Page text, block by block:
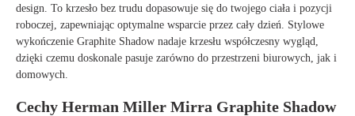
design. To krzesło bez trudu dopasowuje się do twojego ciała i pozycji
roboczej, zapewniając optymalne wsparcie przez cały dzień. Stylowe
wykończenie Graphite Shadow nadaje krzesłu współczesny wygląd,
dzięki czemu doskonale pasuje zarówno do przestrzeni biurowych, jak i
domowych.
Cechy Herman Miller Mirra Graphite Shadow